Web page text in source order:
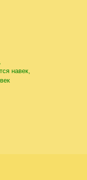
навек,